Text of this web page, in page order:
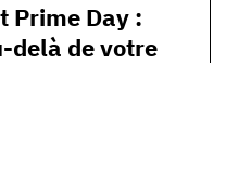
Prime Day :
delà de votre